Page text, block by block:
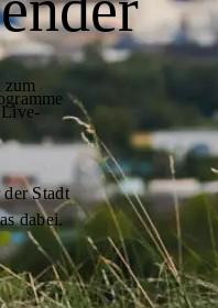
Live-
Stadt
dabei.